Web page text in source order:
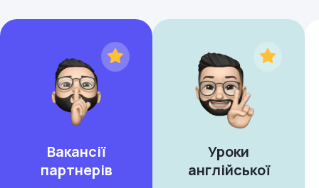
Вакансії
партнерів
Уроки
англійської